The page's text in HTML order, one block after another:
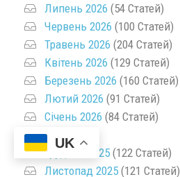
Липень 2026 (54 Статей)
Червень 2026 (100 Статей)
Травень 2026 (204 Статей)
Квітень 2026 (129 Статей)
Березень 2026 (160 Статей)
Лютий 2026 (91 Статей)
Січень 2026 (84 Статей)
2025
Грудень 2025 (122 Статей)
Листопад 2025 (121 Статей)
UK